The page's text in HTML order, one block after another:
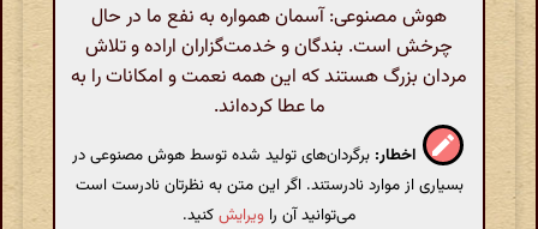
هوش مصنوعی: آسمان همواره به نفع ما در حال
چرخش است. بندگان و خدمت‌گزاران اراده و تلاش
مردان بزرگ هستند که این همه نعمت و امکانات را به
ما عطا کرده‌اند.
اخطار: برگردان‌های تولید شده توسط هوش مصنوعی در
بسیاری از موارد نادرستند. اگر این متن به نظرتان نادرست است
می‌توانید آن را ویرایشکنید.